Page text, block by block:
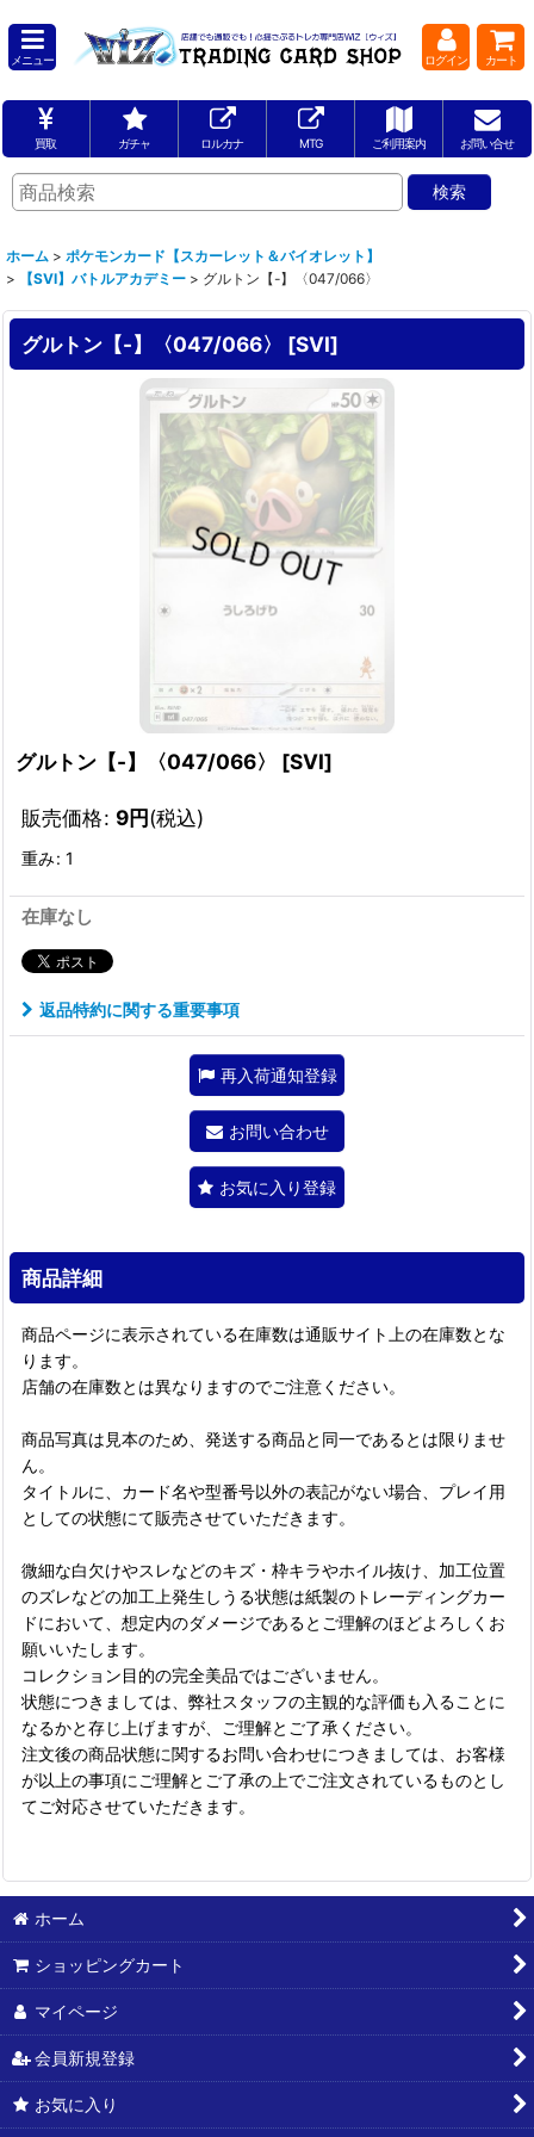
メニュー ログイン カート
買取 ガチャ ロルカナ MTG ご利用案内 お問い合せ
ホーム > ポケモンカード【スカーレット＆バイオレット】
>
【SVI】バトルアカデミー > グルトン【-】〈047/066〉
グルトン【-】〈047/066〉 [SVI]
グルトン【-】〈047/066〉 [SVI]
販売価格: 9円(税込)
重み: 1
在庫なし
返品特約に関する重要事項
再入荷通知登録
お問い合わせ
お気に入り登録
商品詳細
商品ページに表示されている在庫数は通販サイト上の在庫数とな
ります。
店舗の在庫数とは異なりますのでご注意ください。
商品写真は見本のため、発送する商品と同一であるとは限りませ
ん。
タイトルに、カード名や型番号以外の表記がない場合、プレイ用
としての状態にて販売させていただきます。
微細な白欠けやスレなどのキズ・枠キラやホイル抜け、加工位置
のズレなどの加工上発生しうる状態は紙製のトレーディングカー
ドにおいて、想定内のダメージであるとご理解のほどよろしくお
願いいたします。
コレクション目的の完全美品ではございません。
状態につきましては、弊社スタッフの主観的な評価も入ることに
なるかと存じ上げますが、ご理解とご了承ください。
注文後の商品状態に関するお問い合わせにつきましては、お客様
が以上の事項にご理解とご了承の上でご注文されているものとし
てご対応させていただきます。
ホーム
ショッピングカート
マイページ
会員新規登録
お気に入り